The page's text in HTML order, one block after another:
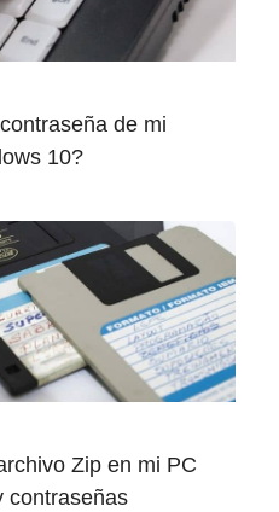
de mi
10?
Zip en mi PC
contraseñas